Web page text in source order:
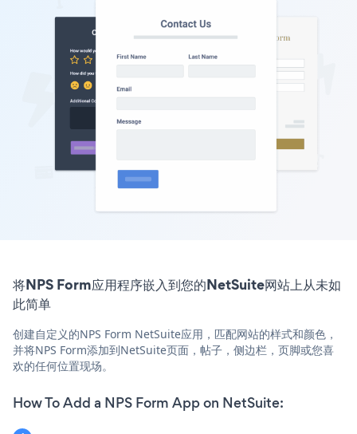
将NPS Form应用程序嵌入到您的NetSuite网站上从未如
此简单
创建自定义的NPS Form NetSuite应用，匹配网站的样式和颜色，
并将NPS Form添加到NetSuite页面，帖子，侧边栏，页脚或您喜
欢的任何位置现场。
How To Add a NPS Form App on NetSuite: